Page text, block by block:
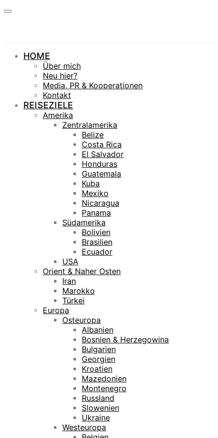
HOME
Über mich
Neu hier?
Media, PR & Kooperationen
Kontakt
REISEZIELE
Amerika
Zentralamerika
Belize
Costa Rica
El Salvador
Honduras
Guatemala
Kuba
Mexiko
Nicaragua
Panama
Südamerika
Bolivien
Brasilien
Ecuador
USA
Orient & Naher Osten
Iran
Marokko
Türkei
Europa
Osteuropa
Albanien
Bosnien & Herzegowina
Bulgarien
Georgien
Kroatien
Mazedonien
Montenegro
Russland
Slowenien
Ukraine
Westeuropa